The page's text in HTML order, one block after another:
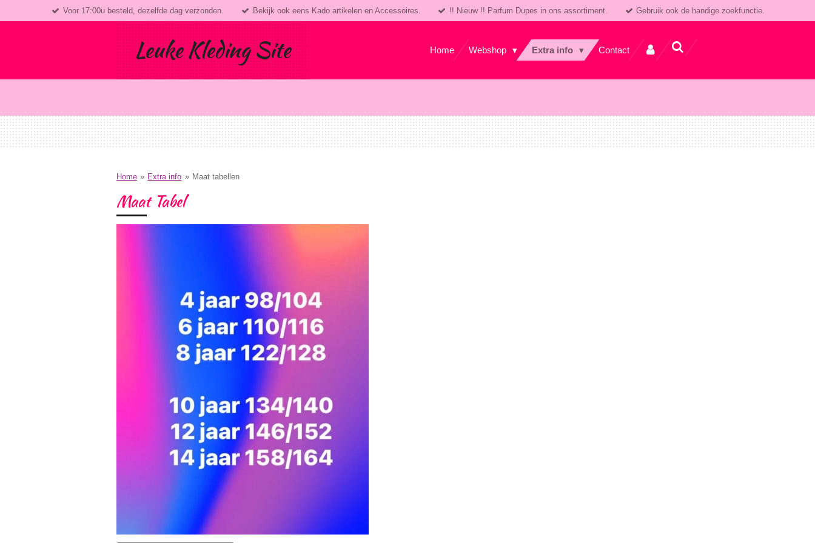
Voor 17:00u besteld, dezelfde dag verzonden. Bekijk ook eens Kado artikelen en Accessoires. !! Nieuw !! Parfum Dupes in ons assortiment. Gebruik ook de handige zoekfunctie.
Leuke Kleding Site Home Webshop Extra info Contact
Home » Extra info » Maat tabellen
Maat Tabel